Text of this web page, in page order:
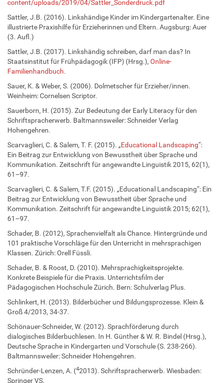
content/uploads/2019/04/Sattler_Sonderdruck.pdf
Sattler, J.B. (2016). Linkshändige Kinder im Kindergartenalter. Eine
illustrierte Praxishilfe für Erzieherinnen und Eltern. Augsburg: Auer
(3. Aufl.)
Sattler, J.B. (2017). Linkshändig schreiben, darf man das? In
Staatsinstitut für Frühpädagogik (IFP) (Hrsg.), Online-
Familienhandbuch.
Sauer, K. & Weber, S. (2006). Dolmetscher für Erzieher/innen.
Weinheim: Cornelsen Scriptor.
Sauerborn, H. (2015). Zur Bedeutung der Early Literacy für den
Schriftspracherwerb. Baltmannsweiler: Schneider Verlag
Hohengehren.
Scarvaglieri, C. & Salem, T. F. (2015). „Educational Landscaping“:
Ein Beitrag zur Entwicklung von Bewusstheit über Sprache und
Kommunikation. Zeitschrift für angewandte Linguistik 2015, 62(1),
61–97.
Scarvaglieri, C. & Salem, T.F. (2015). „Educational Landscaping“: Ein
Beitrag zur Entwicklung von Bewusstheit über Sprache und
Kommunikation. Zeitschrift für angewandte Linguistik 2015; 62(1),
61–97.
Schader, B. (2012), Sprachenvielfalt als Chance. Hintergründe und
101 praktische Vorschläge für den Unterricht in mehrsprachigen
Klassen. Zürich: Orell Füssli.
Schader, B. & Roost, D. (2010). Mehrsprachigkeitsprojekte.
Konkrete Beispiele für die Praxis. Unterrichtsfilm der
Pädagogischen Hochschule Zürich. Bern: Schulverlag Plus.
Schlinkert, H. (2013). Bilderbücher und Bildungsprozesse. Klein &
Groß 4/2013, 34-37.
Schönauer-Schneider, W. (2012). Sprachförderung durch
dialogisches Bilderbuchlesen. In H. Günther & W. R. Bindel (Hrsg.),
Deutsche Sprache in Kindergarten und Vorschule (S. 238-266).
Baltmannsweiler: Schneider Hohengehren.
Schründer-Lenzen, A. (42013). Schriftspracherwerb. Wiesbaden:
Springer VS.